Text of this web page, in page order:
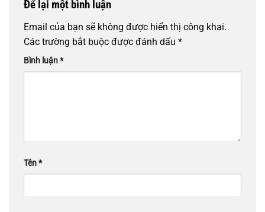
Để lại một bình luận
Email của bạn sẽ không được hiển thị công khai.
Các trường bắt buộc được đánh dấu *
Bình luận*
Tên*